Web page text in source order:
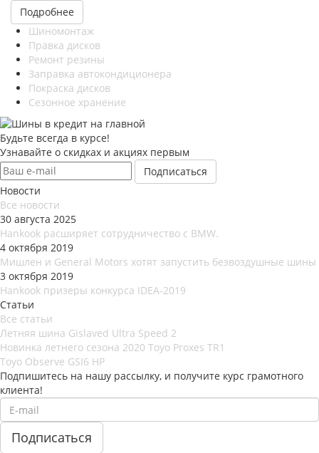
Подробнее
Шиномонтаж
Правка дисков
Ремонт резины
Заправка автокондиционера
Покраска дисков
Сезонное хранение
Будьте всегда в курсе!
Узнавайте о скидках и акциях первым
Новости
Все новости
30 августа 2025
Hankook расширяет сотрудничество с BMW.
4 октября 2019
Мишлен и General Motors хотят запустить безвоздушные шины
3 октября 2019
Hankook призеры конкурса IDEA-2019
Статьи
Все статьи
Летняя шина Gislaved Ultra Speed 2
Новинка летнего сезона 2020 Toyo Proxes TR1
Toyo Observe GSI6 HP
Подпишитесь на нашу рассылку, и получите курс грамотного
клиента!